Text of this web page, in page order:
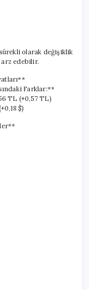
olarak değişiklik
edebilir.
Farklar:**
TL (+0,57 TL)
$)